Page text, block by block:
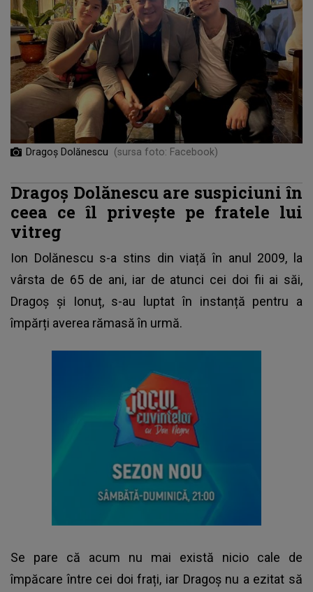
Dragoș Dolănescu (sursa foto: Facebook)
Dragoș Dolănescu are suspiciuni în
ceea ce îl privește pe fratele lui
vitreg
Ion Dolănescu s-a stins din viață în anul 2009, la
vârsta de 65 de ani, iar de atunci cei doi fii ai săi,
Dragoș și Ionuț, s-au luptat în instanță pentru a
împărți averea rămasă în urmă.
Se pare că acum nu mai există nicio cale de
împăcare între cei doi frați, iar Dragoș nu a ezitat să